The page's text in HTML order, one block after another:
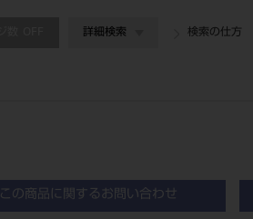
詳細検索 検索の仕方
この商品に関するお問い合わせ